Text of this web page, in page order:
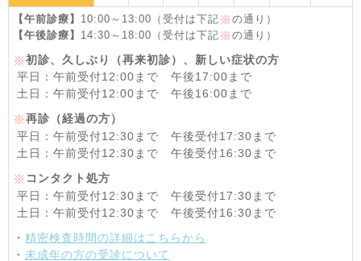
【午前診療】 10:00～13:00（受付は下記 ※の通り）
【午後診療】 14:30～18:00（受付は下記 ※の通り）
※初診、久しぶり（再来初診）、新しい症状の方
平日：午前受付12:00まで 午後17:00まで
土日：午前受付12:00まで 午後16:00まで
※再診（経過の方）
平日：午前受付12:30まで 午後受付17:30まで
土日：午前受付12:30まで 午後受付16:30まで
※ コンタクト処方
平日：午前受付12:30まで 午後受付17:30まで
土日：午前受付12:30まで 午後受付16:30まで
・ 精密検査時間の詳細はこちらから
・ 未成年の方の受診について